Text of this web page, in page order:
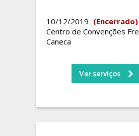
10/12/2019 (Encerrado)
Centro de Convenções
Caneca
Ver serviços